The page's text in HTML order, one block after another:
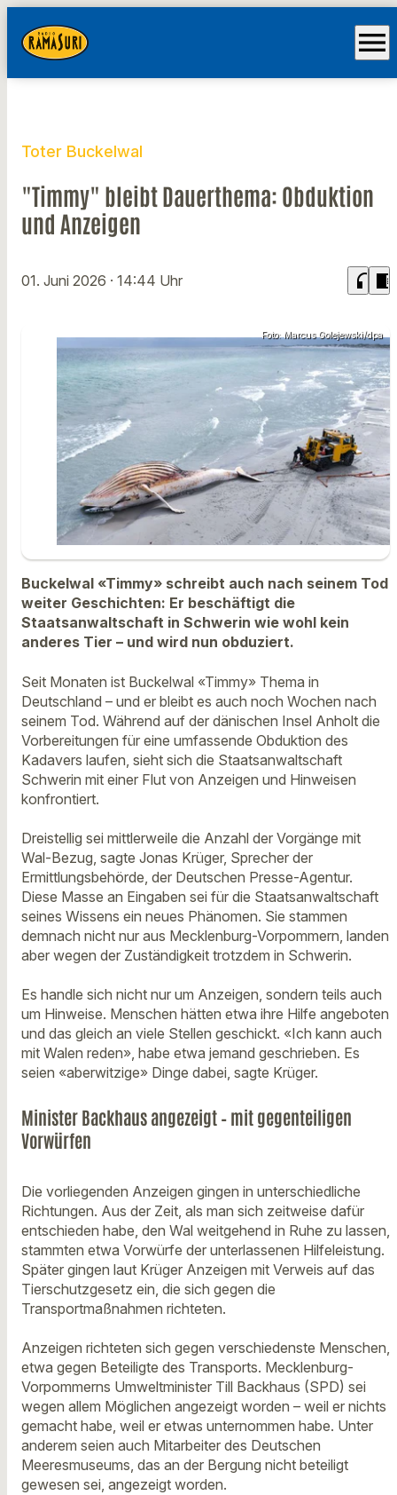
menu
Toter Buckelwal
"Timmy" bleibt Dauerthema: Obduktion
und Anzeigen
01. Juni 2026 · 14:44 Uhr headphones chrome_reader_mode
Foto: Marcus Golejewski/dpa
Buckelwal «Timmy» schreibt auch nach seinem Tod
weiter Geschichten: Er beschäftigt die
Staatsanwaltschaft in Schwerin wie wohl kein
anderes Tier – und wird nun obduziert.
Seit Monaten ist Buckelwal «Timmy» Thema in
Deutschland – und er bleibt es auch noch Wochen nach
seinem Tod. Während auf der dänischen Insel Anholt die
Vorbereitungen für eine umfassende Obduktion des
Kadavers laufen, sieht sich die Staatsanwaltschaft
Schwerin mit einer Flut von Anzeigen und Hinweisen
konfrontiert.
Dreistellig sei mittlerweile die Anzahl der Vorgänge mit
Wal-Bezug, sagte Jonas Krüger, Sprecher der
Ermittlungsbehörde, der Deutschen Presse-Agentur.
Diese Masse an Eingaben sei für die Staatsanwaltschaft
seines Wissens ein neues Phänomen. Sie stammen
demnach nicht nur aus Mecklenburg-Vorpommern, landen
aber wegen der Zuständigkeit trotzdem in Schwerin.
Es handle sich nicht nur um Anzeigen, sondern teils auch
um Hinweise. Menschen hätten etwa ihre Hilfe angeboten
und das gleich an viele Stellen geschickt. «Ich kann auch
mit Walen reden», habe etwa jemand geschrieben. Es
seien «aberwitzige» Dinge dabei, sagte Krüger.
Minister Backhaus angezeigt – mit gegenteiligen
Vorwürfen
Die vorliegenden Anzeigen gingen in unterschiedliche
Richtungen. Aus der Zeit, als man sich zeitweise dafür
entschieden habe, den Wal weitgehend in Ruhe zu lassen,
stammten etwa Vorwürfe der unterlassenen Hilfeleistung.
Später gingen laut Krüger Anzeigen mit Verweis auf das
Tierschutzgesetz ein, die sich gegen die
Transportmaßnahmen richteten.
Anzeigen richteten sich gegen verschiedenste Menschen,
etwa gegen Beteiligte des Transports. Mecklenburg-
Vorpommerns Umweltminister Till Backhaus (SPD) sei
wegen allem Möglichen angezeigt worden – weil er nichts
gemacht habe, weil er etwas unternommen habe. Unter
anderem seien auch Mitarbeiter des Deutschen
Meeresmuseums, das an der Bergung nicht beteiligt
gewesen sei, angezeigt worden.